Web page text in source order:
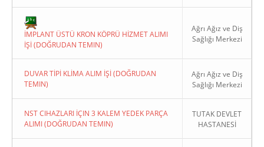
İMPLANT ÜSTÜ KRON KÖPRÜ HİZMET ALIMI
İŞİ (DOĞRUDAN TEMIN)
Ağrı Ağız ve Diş
Sağlığı Merkezi
DUVAR TİPİ KLİMA ALIM İŞİ (DOĞRUDAN
TEMIN)
Ağrı Ağız ve Diş
Sağlığı Merkezi
NST CIHAZLARI İÇIN 3 KALEM YEDEK PARÇA
ALIMI (DOĞRUDAN TEMIN)
TUTAK DEVLET
HASTANESİ